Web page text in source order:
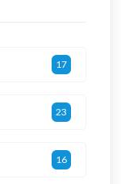
17
23
16